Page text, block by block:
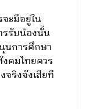
ะมีอยู่ใน
รรับน้องนั้น
นการศึกษา
คมไทยควร
จริงจังเสียที